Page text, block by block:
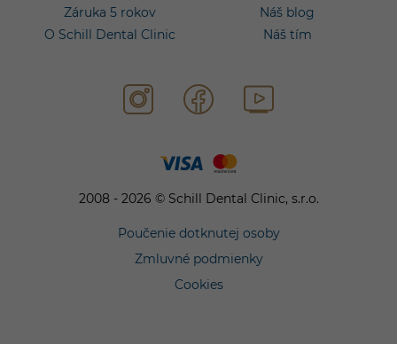
Záruka 5 rokov
Náš blog
O Schill Dental Clinic
Náš tím
2008 - 2026 © Schill Dental Clinic, s.r.o.
Poučenie dotknutej osoby
Zmluvné podmienky
Cookies